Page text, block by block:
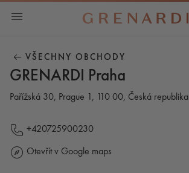
VŠECHNY OBCHODY
GRENARDI Praha
Pařížská 30, Prague 1, 110 00, Česká republika
+420725900230
Otevřít v Google maps